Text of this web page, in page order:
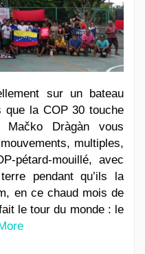
sur un bateau
que la COP 30 touche
Dràgàn vous
multiples,
pétard-mouillé, avec
pendant qu’ils la
en ce chaud mois de
le tour du monde : le